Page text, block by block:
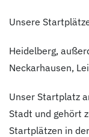
Unsere
Heidelberg,
Neckarhausen,
Unser Startplatz
Stadt und gehört
Startplätzen in